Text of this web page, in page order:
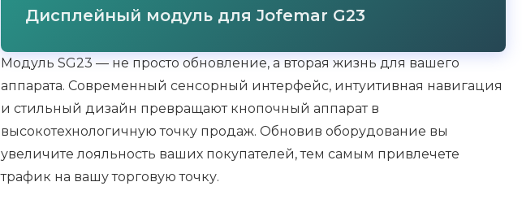
Дисплейный модуль для Jofemar G23
Модуль SG23 — не просто обновление, а вторая жизнь для вашего
аппарата. Современный сенсорный интерфейс, интуитивная навигация
и стильный дизайн превращают кнопочный аппарат в
высокотехнологичную точку продаж. Обновив оборудование вы
увеличите лояльность ваших покупателей, тем самым привлечете
трафик на вашу торговую точку.